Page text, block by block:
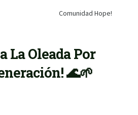
Comunidad Hope!
La Oleada Por
🌊🌱